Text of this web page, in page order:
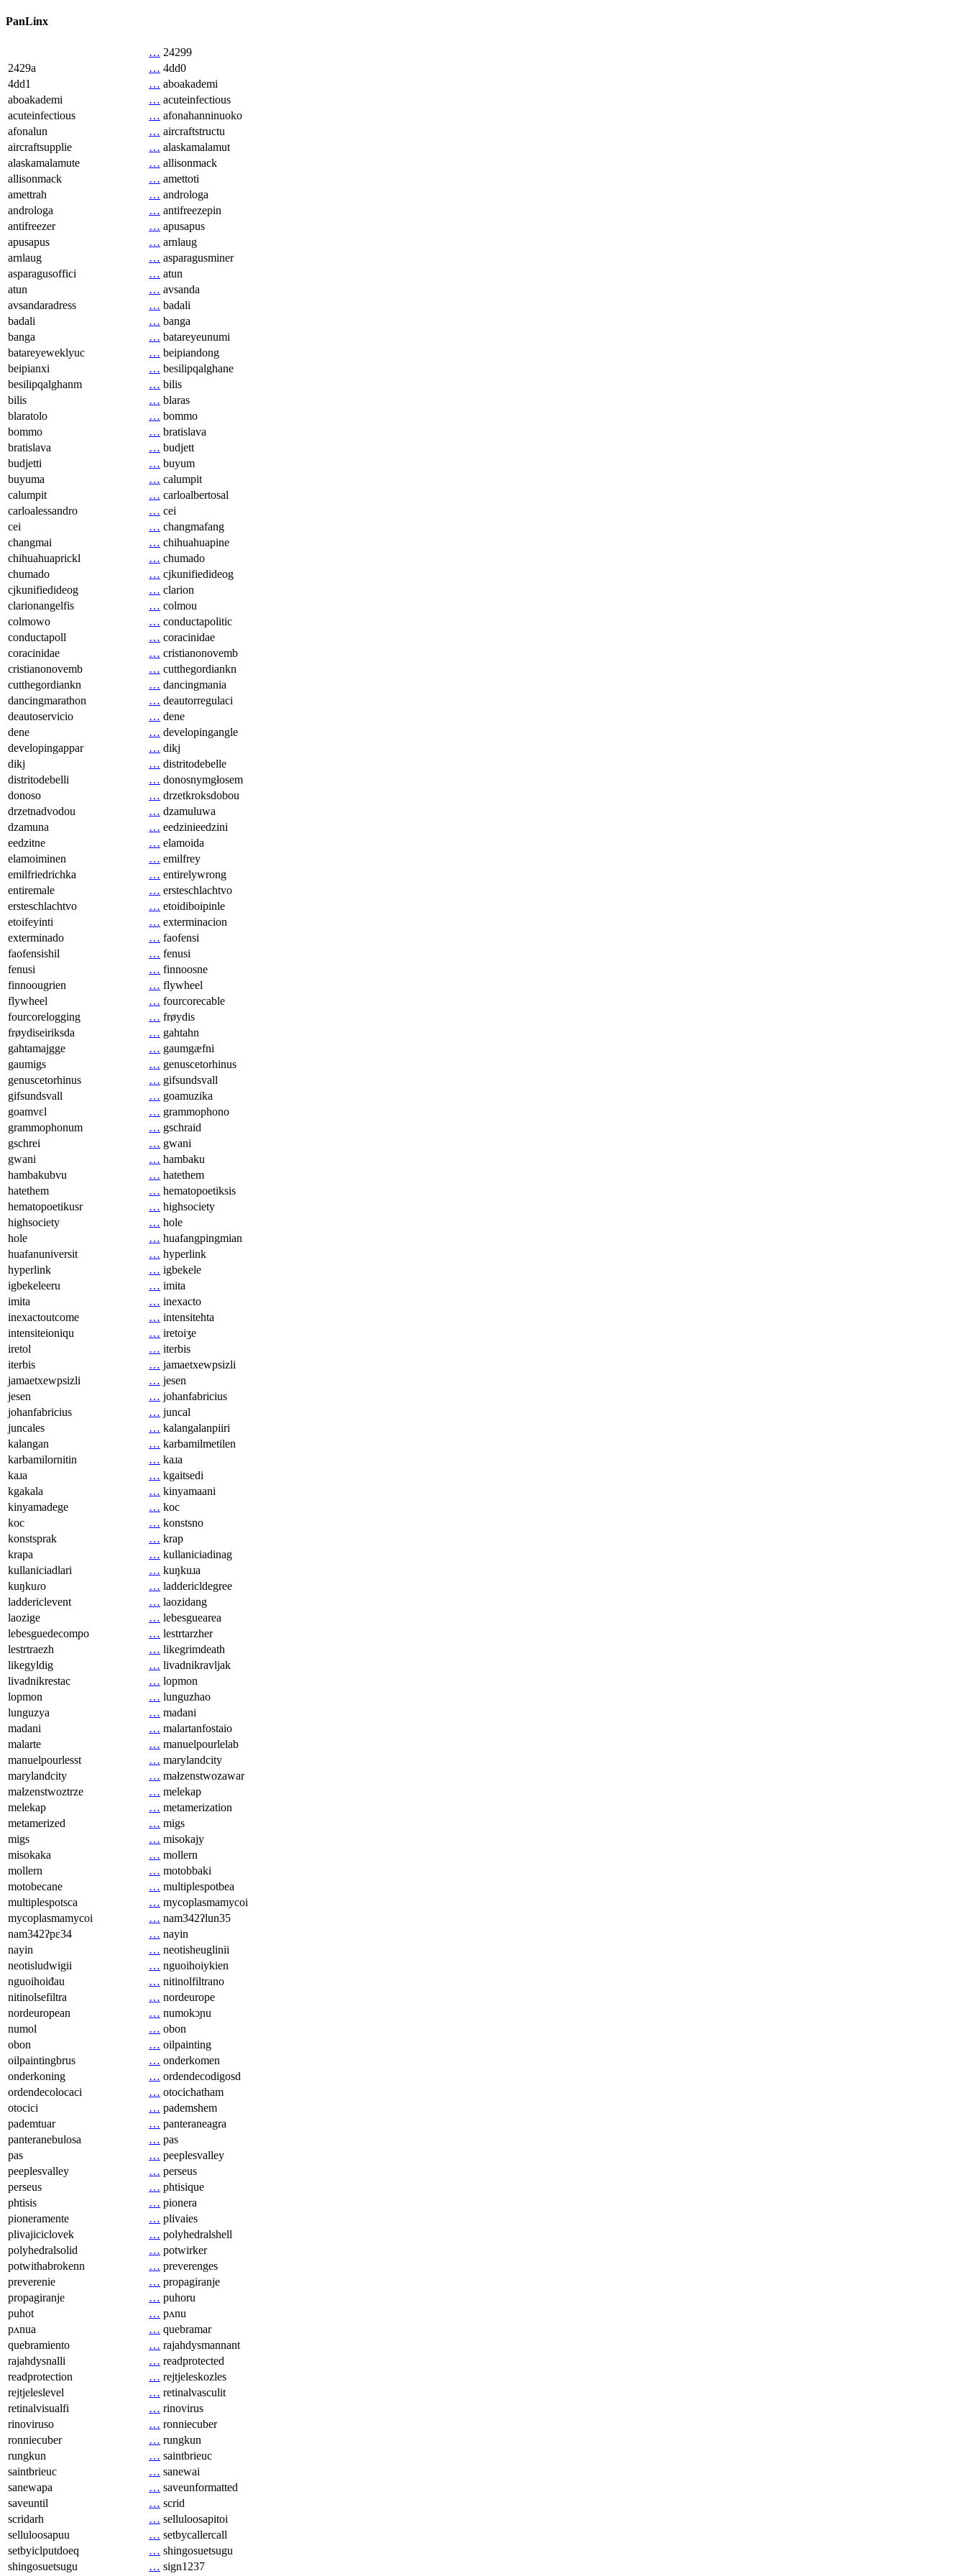
PanLinx
… 24299
2429a
… 4dd0
4dd1
… aboakademi
aboakademi
… acuteinfectious
acuteinfectious
… afonahanninuoko
afonalun
… aircraftstructu
aircraftsupplie
… alaskamalamut
alaskamalamute
… allisonmack
allisonmack
… amettoti
amettrah
… androloga
androloga
… antifreezepin
antifreezer
… apusapus
apusapus
… arnlaug
arnlaug
… asparagusminer
asparagusoffici
… atun
atun
… avsanda
avsandaradress
… badali
badali
… banga
banga
… batareyeunumi
batareyeweklyuc
… beipiandong
beipianxi
… besilipqalghane
besilipqalghanm
… bilis
bilis
… blaras
blaratolo
… bommo
bommo
… bratislava
bratislava
… budjett
budjetti
… buyum
buyuma
… calumpit
calumpit
… carloalbertosal
carloalessandro
… cei
cei
… changmafang
changmai
… chihuahuapine
chihuahuaprickl
… chumado
chumado
… cjkunifiedideog
cjkunifiedideog
… clarion
clarionangelfis
… colmou
colmowo
… conductapolitic
conductapoll
… coracinidae
coracinidae
… cristianonovemb
cristianonovemb
… cutthegordiankn
cutthegordiankn
… dancingmania
dancingmarathon
… deautorregulaci
deautoservicio
… dene
dene
… developingangle
developingappar
… dikj
dikj
… distritodebelle
distritodebelli
… donosnymgłosem
donoso
… drzetkroksdobou
drzetnadvodou
… dzamuluwa
dzamuna
… eedzinieedzini
eedzitne
… elamoida
elamoiminen
… emilfrey
emilfriedrichka
… entirelywrong
entiremale
… ersteschlachtvo
ersteschlachtvo
… etoidiboipinle
etoifeyinti
… exterminacion
exterminado
… faofensi
faofensishil
… fenusi
fenusi
… finnoosne
finnoougrien
… flywheel
flywheel
… fourcorecable
fourcorelogging
… frøydis
frøydiseiriksda
… gahtahn
gahtamajgge
… gaumgæfni
gaumigs
… genuscetorhinus
genuscetorhinus
… gifsundsvall
gifsundsvall
… goamuzika
goamvɛl
… grammophono
grammophonum
… gschraid
gschrei
… gwani
gwani
… hambaku
hambakubvu
… hatethem
hatethem
… hematopoetiksis
hematopoetikusr
… highsociety
highsociety
… hole
hole
… huafangpingmian
huafanuniversit
… hyperlink
hyperlink
… igbekele
igbekeleeru
… imita
imita
… inexacto
inexactoutcome
… intensitehta
intensiteioniqu
… iretoiʒe
iretol
… iterbis
iterbis
… jamaetxewpsizli
jamaetxewpsizli
… jesen
jesen
… johanfabricius
johanfabricius
… juncal
juncales
… kalangalanpiiri
kalangan
… karbamilmetilen
karbamilornitin
… kaɹa
kaɹa
… kgaitsedi
kgakala
… kinyamaani
kinyamadege
… koc
koc
… konstsno
konstsprak
… krap
krapa
… kullaniciadinag
kullaniciadlari
… kuŋkuɹa
kuŋkuɾo
… laddericldegree
laddericlevent
… laozidang
laozige
… lebesguearea
lebesguedecompo
… lestrtarzher
lestrtraezh
… likegrimdeath
likegyldig
… livadnikravljak
livadnikrestac
… lopmon
lopmon
… lunguzhao
lunguzya
… madani
madani
… malartanfostaio
malarte
… manuelpourlelab
manuelpourlesst
… marylandcity
marylandcity
… małzenstwozawar
małzenstwoztrze
… melekap
melekap
… metamerization
metamerized
… migs
migs
… misokajy
misokaka
… mollern
mollern
… motobbaki
motobecane
… multiplespotbea
multiplespotsca
… mycoplasmamycoi
mycoplasmamycoi
… nam342ʔlun35
nam342ʔpɛ34
… nayin
nayin
… neotisheuglinii
neotisludwigii
… nguoihoiykien
nguoihoiđau
… nitinolfiltrano
nitinolsefiltra
… nordeurope
nordeuropean
… numokɔɲu
numol
… obon
obon
… oilpainting
oilpaintingbrus
… onderkomen
onderkoning
… ordendecodigosd
ordendecolocaci
… otocichatham
otocici
… pademshem
pademtuar
… panteraneagra
panteranebulosa
… pas
pas
… peeplesvalley
peeplesvalley
… perseus
perseus
… phtisique
phtisis
… pionera
pioneramente
… plivaies
plivajiciclovek
… polyhedralshell
polyhedralsolid
… potwirker
potwithabrokenn
… preverenges
preverenie
… propagiranje
propagiranje
… puhoru
puhot
… pʌnu
pʌnua
… quebramar
quebramiento
… rajahdysmannant
rajahdysnalli
… readprotected
readprotection
… rejtjeleskozles
rejtjeleslevel
… retinalvasculit
retinalvisualfi
… rinovirus
rinoviruso
… ronniecuber
ronniecuber
… rungkun
rungkun
… saintbrieuc
saintbrieuc
… sanewai
sanewapa
… saveunformatted
saveuntil
… scrid
scridarh
… selluloosapitoi
selluloosapuu
… setbycallercall
setbyiclputdoeq
… shingosuetsugu
shingosuetsugu
… sign1237